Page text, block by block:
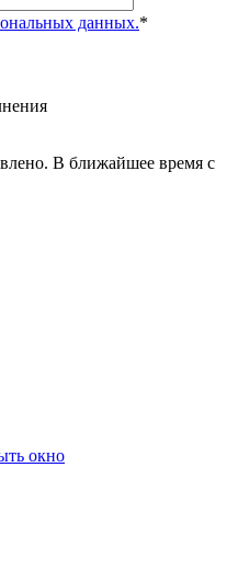
данных.*
В ближайшее время с
окно